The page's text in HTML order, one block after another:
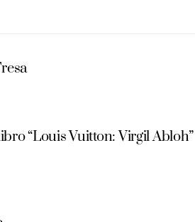
“Louis Vuitton: Virgil Abloh”